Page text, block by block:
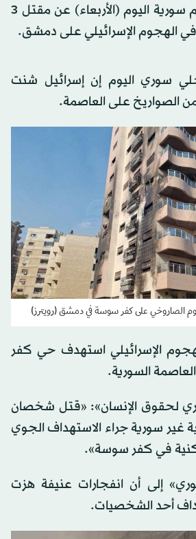
كشفت وسائل إعلام سورية اليوم (الأربعاء) عن مقتل 3
الهجوم الإسرائيلي على دمشق.
سوري اليوم إن إسرائيل شنت
الصواريخ على العاصمة.
الصاروخي على كفر سوسة في دمشق (رويترز)
الإسرائيلي استهدف حي كفر
السورية.
لحقوق الإنسان»: «قتل شخصان
غير سورية جراء الاستهداف الجوي
في كفر سوسة».
إلى أن انفجارات عنيفة هزت
أحد الشخصيات.